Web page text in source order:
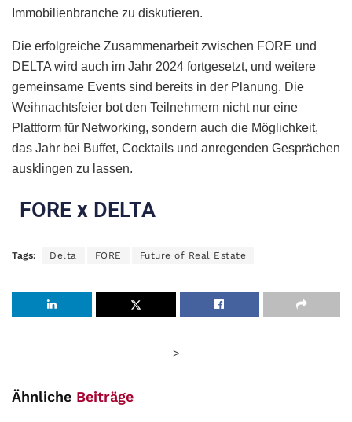
Immobilienbranche zu diskutieren.
Die erfolgreiche Zusammenarbeit zwischen FORE und
DELTA wird auch im Jahr 2024 fortgesetzt, und weitere
gemeinsame Events sind bereits in der Planung. Die
Weihnachtsfeier bot den Teilnehmern nicht nur eine
Plattform für Networking, sondern auch die Möglichkeit,
das Jahr bei Buffet, Cocktails und anregenden Gesprächen
ausklingen zu lassen.
FORE x DELTA
Tags: Delta FORE Future of Real Estate
>
Ähnliche Beiträge